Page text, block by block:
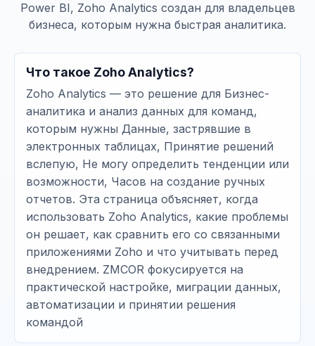
Power BI, Zoho Analytics создан для владельцев
бизнеса, которым нужна быстрая аналитика.
Что такое Zoho Analytics?
Zoho Analytics — это решение для Бизнес-
аналитика и анализ данных для команд,
которым нужны Данные, застрявшие в
электронных таблицах, Принятие решений
вслепую, Не могу определить тенденции или
возможности, Часов на создание ручных
отчетов. Эта страница объясняет, когда
использовать Zoho Analytics, какие проблемы
он решает, как сравнить его со связанными
приложениями Zoho и что учитывать перед
внедрением. ZMCOR фокусируется на
практической настройке, миграции данных,
автоматизации и принятии решения
командой